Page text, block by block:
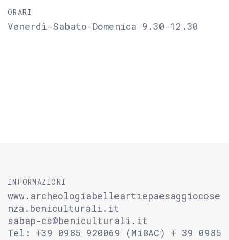
ORARI
Venerdì-Sabato-Domenica 9.30-12.30
INFORMAZIONI
www.archeologiabelleartiepaesaggiocose
nza.beniculturali.it
sabap-cs@beniculturali.it
Tel: +39 0985 920069 (MiBAC) + 39 0985